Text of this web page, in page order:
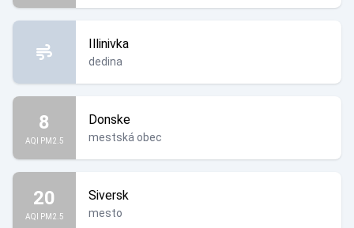
Illinivka
dedina
8
AQI PM2.5
Donske
mestská obec
20
AQI PM2.5
Siversk
mesto